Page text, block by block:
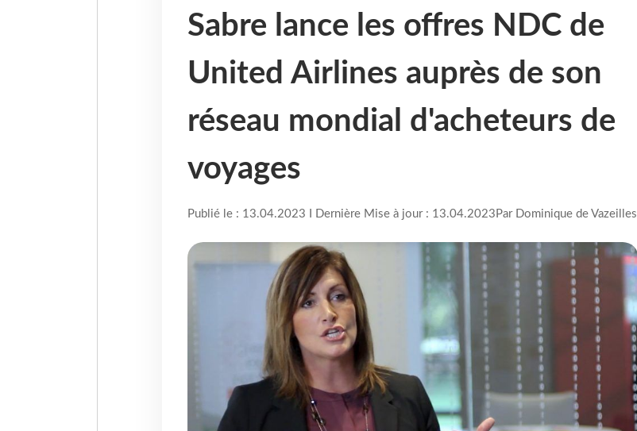
Sabre lance les offres NDC de
United Airlines auprès de son
réseau mondial d'acheteurs de
voyages
Publié le : 13.04.2023 I Dernière Mise à jour : 13.04.2023 Par Dominique de Vazeilles